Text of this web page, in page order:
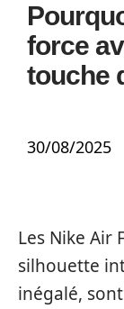
force
touche
30/08/2025
Les Nike Air
silhouette
inégalé,